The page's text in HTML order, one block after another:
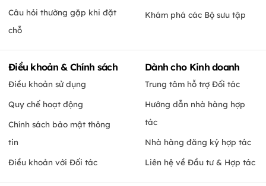
Câu hỏi thường gặp khi đặt
chỗ
Khám phá các Bộ sưu tập
Điều khoản & Chính sách
Điều khoản sử dụng
Quy chế hoạt động
Chính sách bảo mật thông
tin
Điều khoản với Đối tác
Dành cho Kinh doanh
Trung tâm hỗ trợ Đối tác
Hướng dẫn nhà hàng hợp
tác
Nhà hàng đăng ký hợp tác
Liên hệ về Đầu tư & Hợp tác